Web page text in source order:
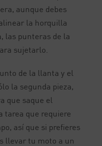
aunque debes
la horquilla
las punteras de la
sujetarlo.
de la llanta y el
la segunda pieza,
que saque el
tarea que requiere
así que si prefieres
llevar tu moto a un